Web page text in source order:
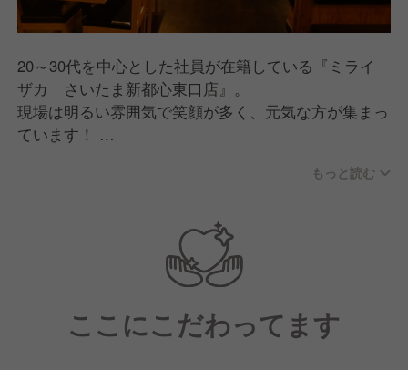
20～30代を中心とした社員が在籍している『ミライ
ザカ さいたま新都心東口店』。
現場は明るい雰囲気で笑顔が多く、元気な方が集まっ
ています！
仲間想いの社員が多くアットホームな関係なので、何
スタッフ全員が本気で仕事を楽しみ、日々切磋琢磨し
＜こんな方は大歓迎です！＞
・柔軟な思考でお店作りに参加してくれる方
・チームワークを大切に、仲間と協力して働くことが
もっと読む
ここにこだわってます